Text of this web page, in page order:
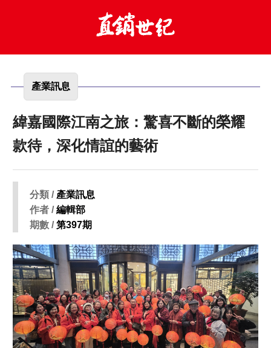
產業訊息
緯嘉國際江南之旅：驚喜不斷的榮耀
款待，深化情誼的藝術
分類 / 產業訊息
作者 /編輯部
期數 /第397期